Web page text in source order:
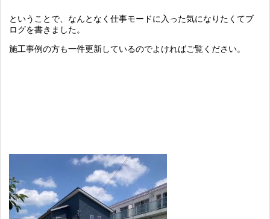
ということで、なんとなく仕事モードに入った気になりたくてブ
ログを書きました。
施工事例の方も一件更新しているのでよければご覧ください。